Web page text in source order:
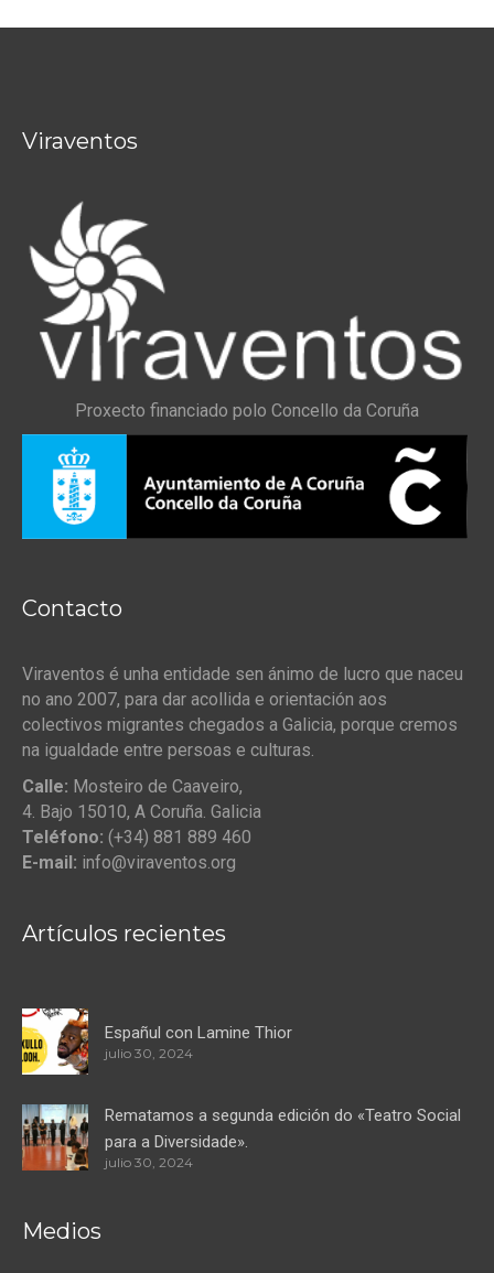
Viraventos
Proxecto financiado polo Concello da Coruña
Contacto
Viraventos é unha entidade sen ánimo de lucro que naceu
no ano 2007, para dar acollida e orientación aos
colectivos migrantes chegados a Galicia, porque cremos
na igualdade entre persoas e culturas.
Calle: Mosteiro de Caaveiro,
4. Bajo 15010, A Coruña. Galicia
Teléfono: (+34) 881 889 460
E-mail: info@viraventos.org
Artículos recientes
Españul con Lamine Thior
julio 30, 2024
Rematamos a segunda edición do «Teatro Social
para a Diversidade».
julio 30, 2024
Medios